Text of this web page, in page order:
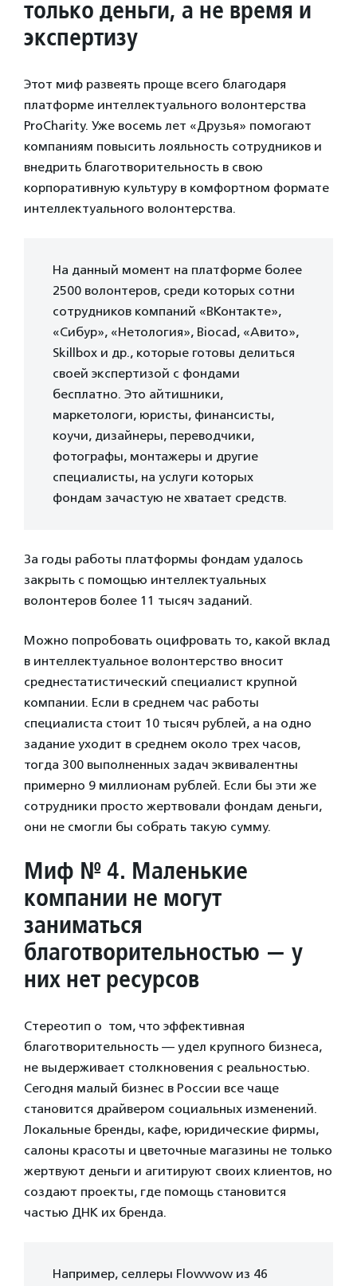
только деньги, а не время и
экспертизу
Этот миф развеять проще всего благодаря
платформе интеллектуального волонтерства
ProCharity. Уже восемь лет «Друзья» помогают
компаниям повысить лояльность сотрудников и
внедрить благотворительность в свою
корпоративную культуру в комфортном формате
интеллектуального волонтерства.
На данный момент на платформе более
2500 волонтеров, среди которых сотни
сотрудников компаний «ВКонтакте»,
«Сибур», «Нетология», Biocad, «Авито»,
Skillbox и др., которые готовы делиться
своей экспертизой с фондами
бесплатно. Это айтишники,
маркетологи, юристы, финансисты,
коучи, дизайнеры, переводчики,
фотографы, монтажеры и другие
специалисты, на услуги которых
фондам зачастую не хватает средств.
За годы работы платформы фондам удалось
закрыть с помощью интеллектуальных
волонтеров более 11 тысяч заданий.
Можно попробовать оцифровать то, какой вклад
в интеллектуальное волонтерство вносит
среднестатистический специалист крупной
компании. Если в среднем час работы
специалиста стоит 10 тысяч рублей, а на одно
задание уходит в среднем около трех часов,
тогда 300 выполненных задач эквивалентны
примерно 9 миллионам рублей. Если бы эти же
сотрудники просто жертвовали фондам деньги,
они не смогли бы собрать такую сумму.
Миф № 4. Маленькие
компании не могут
заниматься
благотворительностью — у
них нет ресурсов
Стереотип о том, что эффективная
благотворительность — удел крупного бизнеса,
не выдерживает столкновения с реальностью.
Сегодня малый бизнес в России все чаще
становится драйвером социальных изменений.
Локальные бренды, кафе, юридические фирмы,
салоны красоты и цветочные магазины не только
жертвуют деньги и агитируют своих клиентов, но
создают проекты, где помощь становится
частью ДНК их бренда.
Например, селлеры Flowwow из 46